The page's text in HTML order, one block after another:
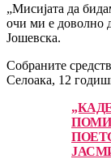
„Мисијата да
очи ми е доволно
Јошевска.
Собраните
Селоака, 12